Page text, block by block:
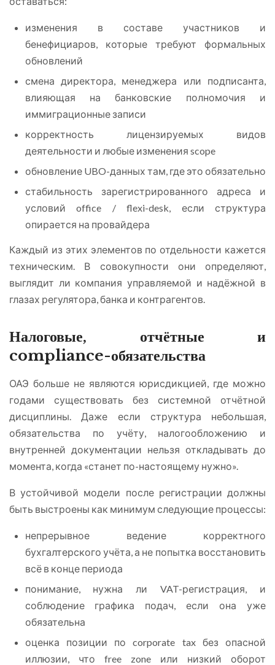
изменения в составе участников и
бенефициаров, которые требуют формальных
обновлений
смена директора, менеджера или подписанта,
влияющая на банковские полномочия и
иммиграционные записи
корректность лицензируемых видов
деятельности и любые изменения scope
обновление UBO-данных там, где это обязательно
стабильность зарегистрированного адреса и
условий office / flexi-desk, если структура
опирается на провайдера
Каждый из этих элементов по отдельности кажется
техническим. В совокупности они определяют,
выглядит ли компания управляемой и надёжной в
глазах регулятора, банка и контрагентов.
Налоговые, отчётные и
compliance-обязательства
ОАЭ больше не являются юрисдикцией, где можно
годами существовать без системной отчётной
дисциплины. Даже если структура небольшая,
обязательства по учёту, налогообложению и
внутренней документации нельзя откладывать до
момента, когда «станет по-настоящему нужно».
В устойчивой модели после регистрации должны
быть выстроены как минимум следующие процессы:
непрерывное ведение корректного
бухгалтерского учёта, а не попытка восстановить
всё в конце периода
понимание, нужна ли VAT-регистрация, и
соблюдение графика подач, если она уже
обязательна
оценка позиции по corporate tax без опасной
иллюзии, что free zone или низкий оборот